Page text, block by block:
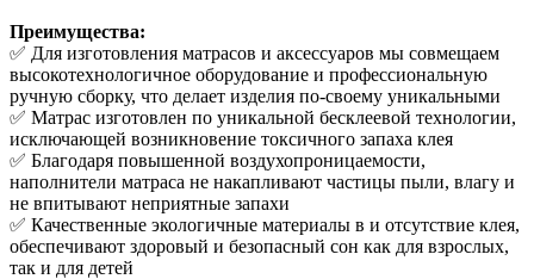
Преимущества:
✅ Для изготовления матрасов и аксессуаров мы совмещаем
высокотехнологичное оборудование и профессиональную
ручную сборку, что делает изделия по-своему уникальными
✅ Матрас изготовлен по уникальной бесклеевой технологии,
исключающей возникновение токсичного запаха клея
✅ Благодаря повышенной воздухопроницаемости,
наполнители матраса не накапливают частицы пыли, влагу и
не впитывают неприятные запахи
✅ Качественные экологичные материалы в и отсутствие клея,
обеспечивают здоровый и безопасный сон как для взрослых,
так и для детей